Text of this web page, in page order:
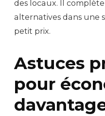
des locaux. Il
alternatives dans une
petit prix.
Astuces
pour